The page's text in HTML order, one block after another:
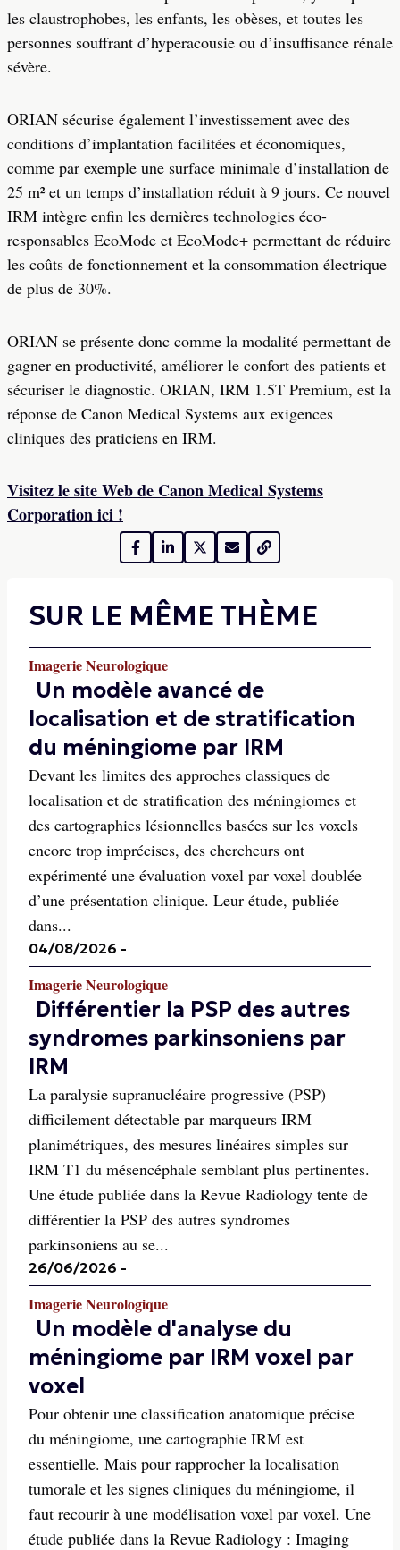
les claustrophobes, les enfants, les obèses, et toutes les
personnes souffrant d’hyperacousie ou d’insuffisance rénale
sévère.
ORIAN sécurise également l’investissement avec des
conditions d’implantation facilitées et économiques,
comme par exemple une surface minimale d’installation de
25 m² et un temps d’installation réduit à 9 jours. Ce nouvel
IRM intègre enfin les dernières technologies éco-
responsables EcoMode et EcoMode+ permettant de réduire
les coûts de fonctionnement et la consommation électrique
de plus de 30%.
ORIAN se présente donc comme la modalité permettant de
gagner en productivité, améliorer le confort des patients et
sécuriser le diagnostic. ORIAN, IRM 1.5T Premium, est la
réponse de Canon Medical Systems aux exigences
cliniques des praticiens en IRM.
Visitez le site Web de Canon Medical Systems
Corporation ici !
SUR LE MÊME THÈME
Imagerie Neurologique
Un modèle avancé de
localisation et de stratification
du méningiome par IRM
Devant les limites des approches classiques de
localisation et de stratification des méningiomes et
des cartographies lésionnelles basées sur les voxels
encore trop imprécises, des chercheurs ont
expérimenté une évaluation voxel par voxel doublée
d’une présentation clinique. Leur étude, publiée
dans...
04/08/2026 -
Imagerie Neurologique
Différentier la PSP des autres
syndromes parkinsoniens par
IRM
La paralysie supranucléaire progressive (PSP)
difficilement détectable par marqueurs IRM
planimétriques, des mesures linéaires simples sur
IRM T1 du mésencéphale semblant plus pertinentes.
Une étude publiée dans la Revue Radiology tente de
différentier la PSP des autres syndromes
parkinsoniens au se...
26/06/2026 -
Imagerie Neurologique
Un modèle d'analyse du
méningiome par IRM voxel par
voxel
Pour obtenir une classification anatomique précise
du méningiome, une cartographie IRM est
essentielle. Mais pour rapprocher la localisation
tumorale et les signes cliniques du méningiome, il
faut recourir à une modélisation voxel par voxel. Une
étude publiée dans la Revue Radiology : Imaging